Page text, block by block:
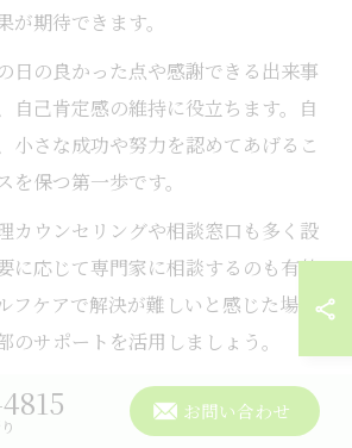
期待できます。
日の良かった点や感謝できる出来事
自己肯定感の維持に役立ちます。自
小さな成功や努力を認めてあげるこ
を保つ第一歩です。
カウンセリングや相談窓口も多く設
に応じて専門家に相談するのも有効
フケアで解決が難しいと感じた場合
のサポートを活用しましょう。
すい人の自己肯定感
お問い合わせ